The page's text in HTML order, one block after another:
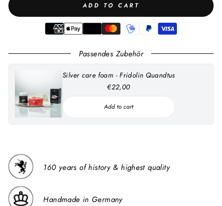
ADD TO CART
Passendes Zubehör
Silver care foam - Fridolin Quandtus
€22,00
Add to cart
160 years of history & highest quality
Handmade in Germany